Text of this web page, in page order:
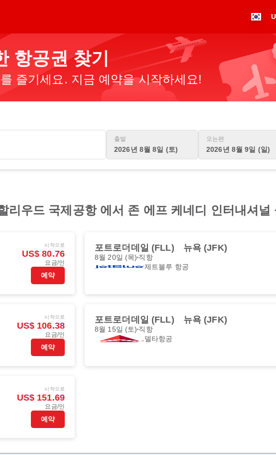
항공권 찾기
즐기세요. 지금 예약을 시작하세요!
출발
2026년 8월 8일 (토)
오는편
2026년 8월 9일 (일)
리우드 국제공항 에서 존 에프 케네디 인터내셔널
시작으로
US$ 80.76
요금/인
예약
포트로더데일 (FLL) 뉴욕 (JFK)
8월 20일 (목) 직항
제트블루 항공
시작으로
US$ 106.38
요금/인
예약
포트로더데일 (FLL) 뉴욕 (JFK)
8월 15일 (토) 직항
델타항공
시작으로
US$ 151.69
요금/인
예약